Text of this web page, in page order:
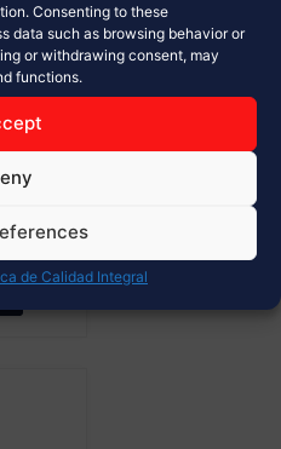
Consenting to these
data such as browsing behavior or
or withdrawing consent, may
functions.
de Calidad Integral
a
y
Más